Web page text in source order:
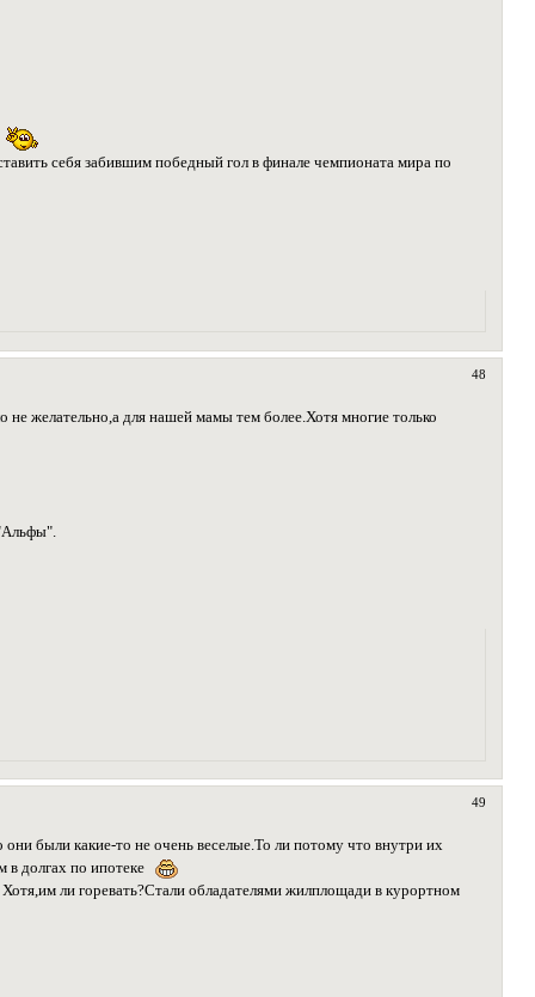
себя забившим победный гол в финале чемпионата мира по
48
желательно,а для нашей мамы тем более.Хотя многие только
49
были какие-то не очень веселые.То ли потому что внутри их
в долгах по ипотеке
ли горевать?Стали обладателями жилплощади в курортном